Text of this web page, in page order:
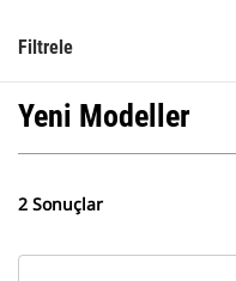
Filtrele
Yeni Modeller
2 Sonuçlar